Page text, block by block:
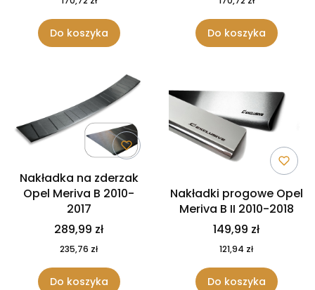
Do koszyka Do koszyka
Nakładka na zderzak
Opel Meriva B 2010-
2017
289,99 zł
235,76 zł
Do koszyka
Nakładki progowe Opel
Meriva B II 2010-2018
149,99 zł
121,94 zł
Do koszyka